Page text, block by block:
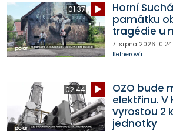
01:37
Horní
památku
tragédie u
7. srpna 2026 10:24
Kelnerová
02:44
OZO bude
elektřinu. V
vyrostou 2
jednotky